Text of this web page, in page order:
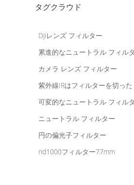
タグクラウド
Djiレンズ フィルター
累進的なニュートラル フィル
カメラ レンズ フィルター
紫外線IRはフィルターを切った
可変的なニュートラル フィル
ニュートラル フィルター
円の偏光子フィルター
nd1000フィルター77mm